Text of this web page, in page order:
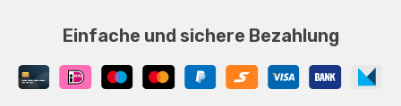
Einfache und sichere Bezahlung